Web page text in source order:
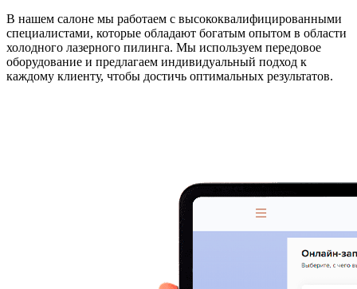
В нашем салоне мы работаем с высококвалифицированными
специалистами, которые обладают богатым опытом в области
холодного лазерного пилинга. Мы используем передовое
оборудование и предлагаем индивидуальный подход к
каждому клиенту, чтобы достичь оптимальных результатов.